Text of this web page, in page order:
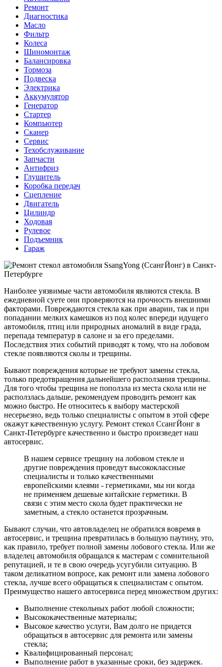
Ремонт
Диагностика
Масло
Фильтр
Колеса
Шиномонтаж
Балансировка
Тормоза
Подвеска
Электрика
Аккумулятор
Генератор
Стартер
Компьютер
Сканер
Сервис
Техобслуживание
Запчасти
Антифриз
Глушитель
Коробка передач
Сцепление
Двигатель
Цилиндр
Ходовая
Рулевое
Подъемник
Гараж
Наиболее уязвимые части автомобиля являются стекла. В
ежедневной суете они проверяются на прочность внешними
факторами. Повреждаются стекла как при аварии, так и при
попадании мелких камешков из под колес впереди идущего
автомобиля, птиц или природных аномалий в виде града,
перепада температур в салоне и за его пределами.
Последствия этих событий приводят к тому, что на лобовом
стекле появляются сколы и трещины.
Бывают повреждения которые не требуют замены стекла,
только предотвращения дальнейшего расползания трещины.
Для того чтобы трещина не поползла из места скола или не
расползлась дальше, рекомендуем проводить ремонт как
можно быстро. Не относитесь к выбору мастерской
несерьезно, ведь только специалисты с опытом в этой сфере
окажут качественную услугу. Ремонт стекол СсангЙонг в
Санкт-Петербурге качественно и быстро произведет наш
автосервис.
В нашем сервисе трещину на лобовом стекле и
другие повреждения проведут высококлассные
специалисты и только качественными
европейскими клеями - герметиками, мы ни когда
не применяем дешевые китайские герметики. В
связи с этим место скола будет практически не
заметным, а стекло останется прозрачным.
Бывают случаи, что автовладелец не обратился вовремя в
автосервис, и трещина превратилась в большую паутину, это,
как правило, требует полной замены лобового стекла. Или же
владелец автомобиля обращался к мастерам с сомнительной
репутацией, и те в свою очередь усугубили ситуацию. В
таком деликатном вопросе, как ремонт или замена лобового
стекла, лучше всего обращаться к специалистам с опытом.
Преимущество нашего автосервиса перед множеством других:
Выполнение стекольных работ любой сложности;
Высококачественные материалы;
Высокое качество услуги, Вам долго не придется
обращаться в автосервис для ремонта или замены
стекла;
Квалифицированный персонал;
Выполнение работ в указанные сроки, без задержек.